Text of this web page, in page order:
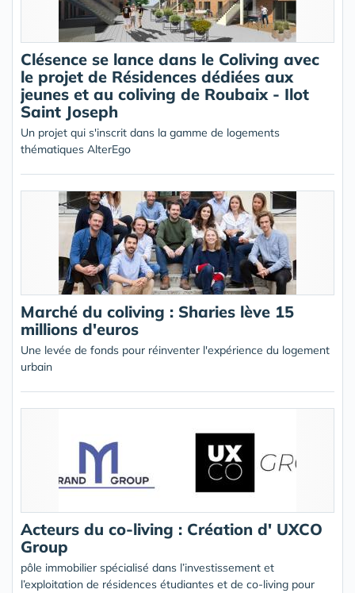
Clésence se lance dans le Coliving avec
le projet de Résidences dédiées aux
jeunes et au coliving de Roubaix - Ilot
Saint Joseph
Un projet qui s'inscrit dans la gamme de logements
thématiques AlterEgo
Marché du coliving : Sharies lève 15
millions d'euros
Une levée de fonds pour réinventer l'expérience du logement
urbain
Acteurs du co-living : Création d' UXCO
Group
pôle immobilier spécialisé dans l’investissement et
l’exploitation de résidences étudiantes et de co-living pour